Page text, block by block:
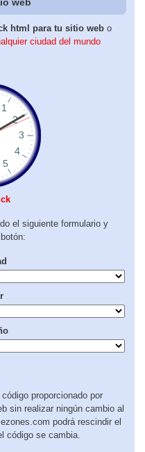
html para tu sitio web o
ciudad del mundo
el siguiente formulario y
proporcionado por
sin realizar ningún cambio al
podrá rescindir el
código se cambia.